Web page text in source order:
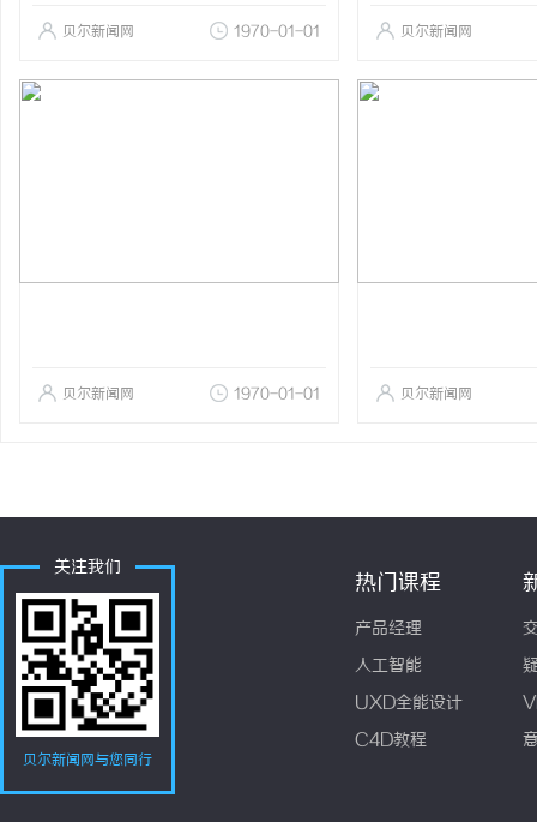
贝尔新闻网 1970-01-01 贝尔新闻网
贝尔新闻网 1970-01-01 贝尔新闻网
关注我们
贝尔新闻网与您同行
热门课程
产品经理
人工智能
UXD全能设计
C4D教程